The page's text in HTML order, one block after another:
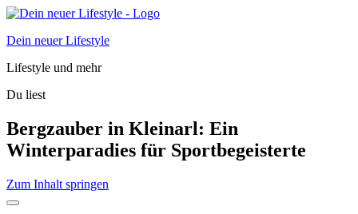
Dein neuer Lifestyle
Lifestyle und mehr
Du liest
Bergzauber in Kleinarl: Ein
Winterparadies für Sportbegeisterte
Zum Inhalt springen